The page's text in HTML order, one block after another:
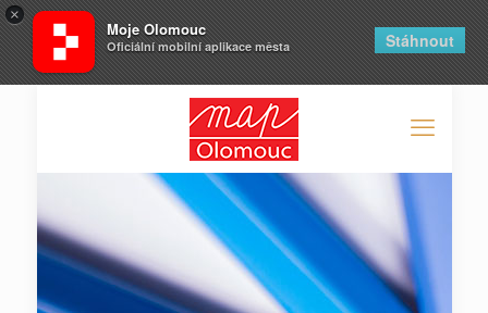
×
Moje Olomouc
Oficiální mobilní aplikace města Stáhnout